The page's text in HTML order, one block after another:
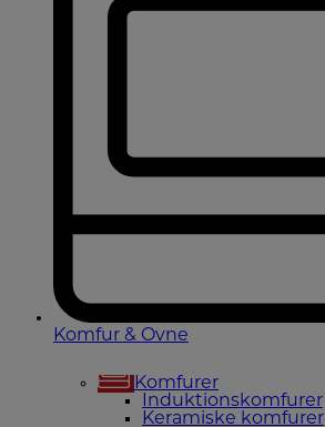
Komfur & Ovne
Komfurer
Induktionskomfurer
Keramiske komfurer